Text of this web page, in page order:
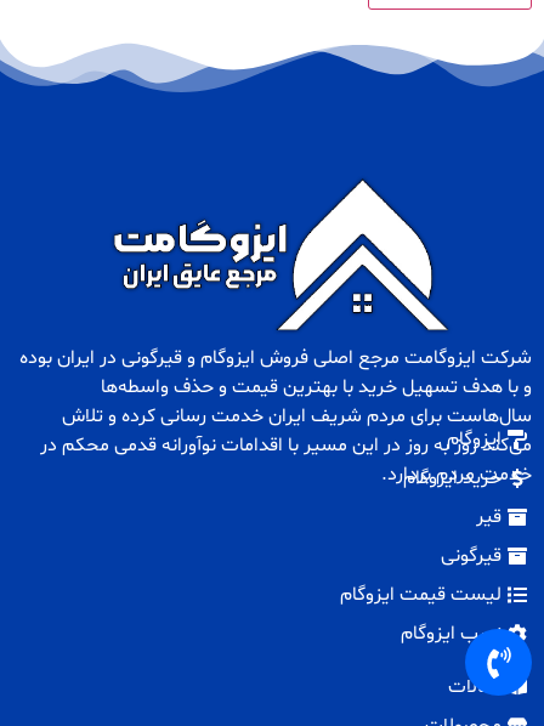
شرکت ایزوگامت مرجع اصلی فروش ایزوگام وقیرگونی در ایران بوده
و با هدف تسهیل خرید با بهترین قیمت و حذف واسطه‌ها
سال‌هاست برای مردم شریف ایران خدمت رسانی کرده و تلاش
می‌کند روز به روز در این مسیر با اقدامات نوآورانه قدمی محکم در
خدمت مردم بردارد.
ایزوگام
خرید ایزوگام
قیر
قیرگونی
لیست قیمت ایزوگام
نصب ایزوگام
مقالات